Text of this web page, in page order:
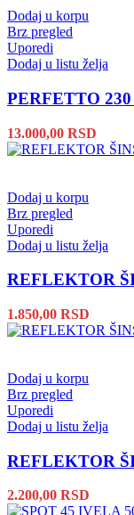
Dodaj u korpu
Brz pregled
Uporedi
Dodaj u listu želja
PERFETTO
13.000,00 RSD
Dodaj u korpu
Brz pregled
Uporedi
Dodaj u listu želja
REFLEKTOR
1.850,00 RSD
Dodaj u korpu
Brz pregled
Uporedi
Dodaj u listu želja
REFLEKTOR
2.200,00 RSD